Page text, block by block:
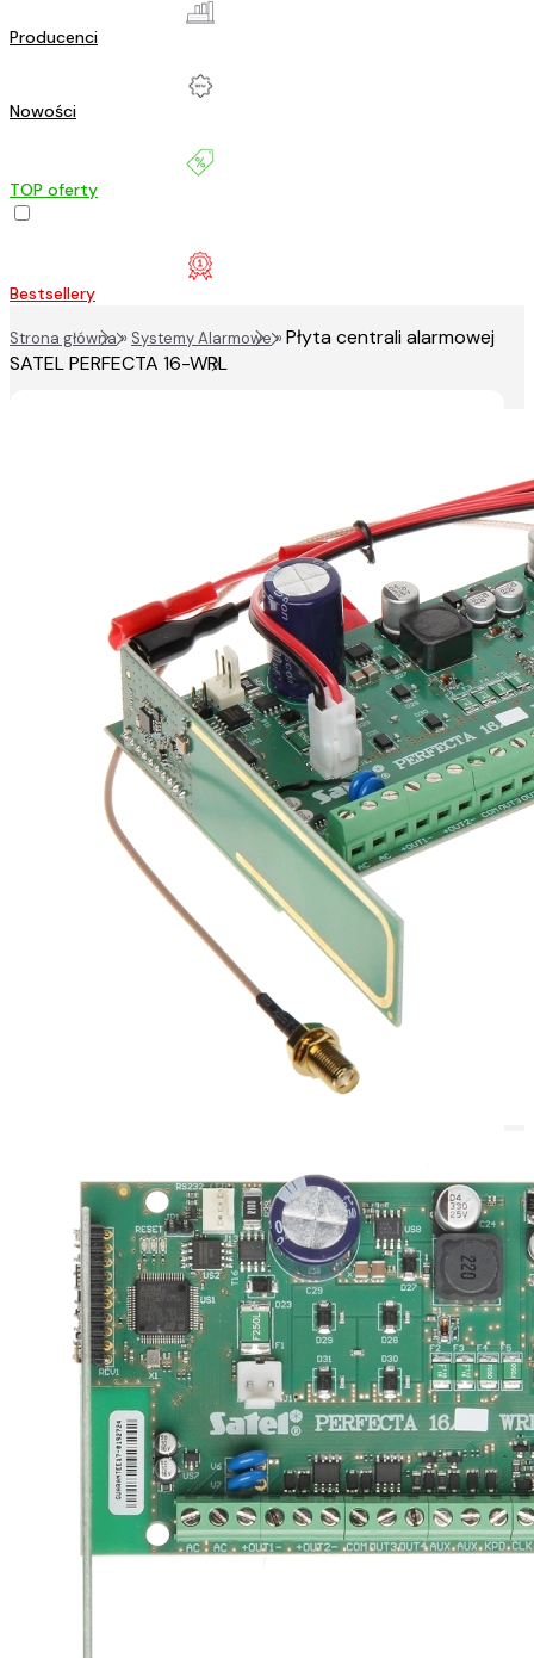
Producenci
Nowości
TOP oferty
Bestsellery
Strona główna» Systemy Alarmowe»Płyta centrali alarmowej
SATEL PERFECTA 16-WRL